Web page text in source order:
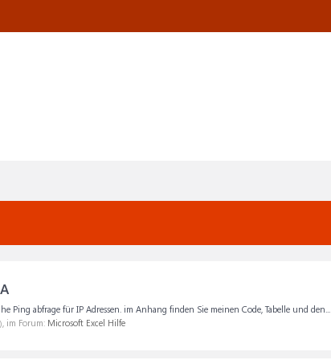
Ping abfrage für IP Adressen. im Anhang finden Sie meinen Code, Tabelle und den...
im Forum: Microsoft Excel Hilfe